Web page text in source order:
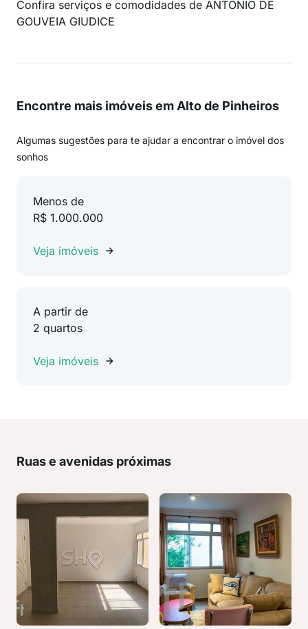
Confira serviços e comodidades de ANTONIO DE
GOUVEIA GIUDICE
Encontre mais imóveis em Alto de Pinheiros
Algumas sugestões para te ajudar a encontrar o imóvel dos
sonhos
Menos de
R$ 1.000.000
Veja imóveis
A partir de
2 quartos
Veja imóveis
Ruas e avenidas próximas